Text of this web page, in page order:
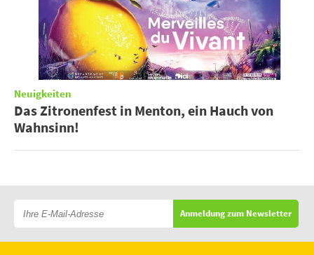
Neuigkeiten
Das Zitronenfest in Menton, ein Hauch von
Wahnsinn!
Anmeldung zum Newsletter